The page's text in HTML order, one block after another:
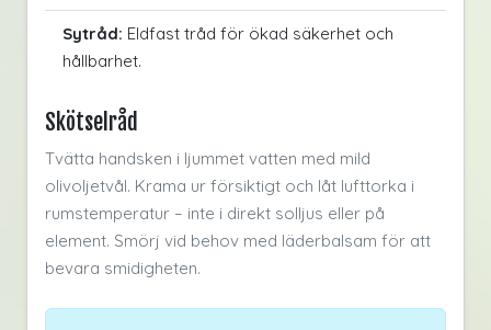
Sytråd: Eldfast tråd för ökad säkerhet och
hållbarhet.
Skötselråd
Tvätta handsken i ljummet vatten med mild
olivoljetvål. Krama ur försiktigt och låt lufttorka i
rumstemperatur – inte i direkt solljus eller på
element. Smörj vid behov med läderbalsam för att
bevara smidigheten.